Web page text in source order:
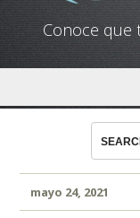
Conoce que
mayo 24, 2021